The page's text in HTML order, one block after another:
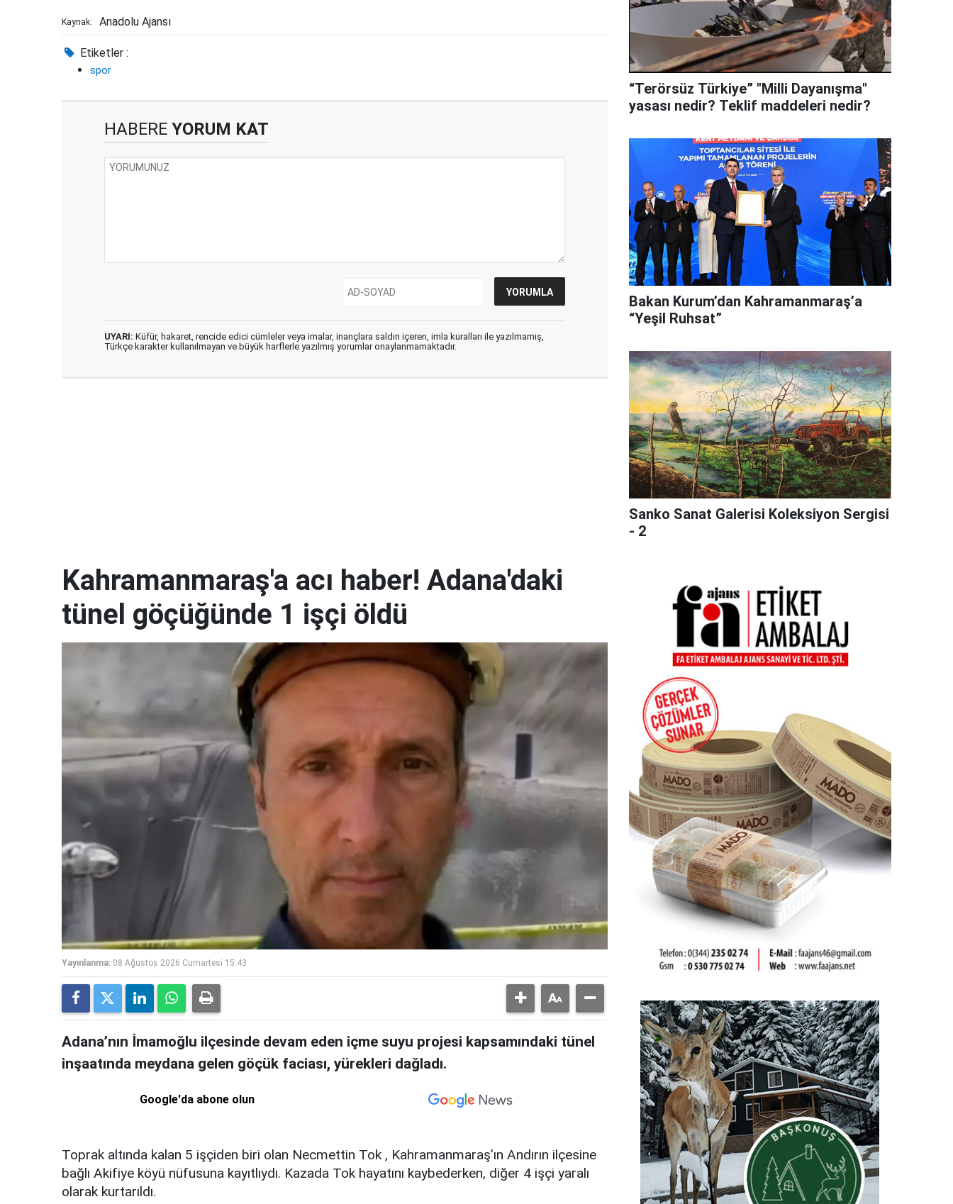
Kaynak: Anadolu Ajansı
Etiketler :
spor
HABERE YORUM KAT
UYARI: Küfür, hakaret, rencide edici cümleler veya imalar, inançlara saldırı içeren, imla kuralları ile yazılmamış,
Türkçe karakter kullanılmayan ve büyük harflerle yazılmış yorumlar onaylanmamaktadır.
“Terörsüz Türkiye” "Milli Dayanışma"
yasası nedir? Teklif maddeleri nedir?
Bakan Kurum’dan Kahramanmaraş’a
“Yeşil Ruhsat”
Sanko Sanat Galerisi Koleksiyon Sergisi
- 2
Kahramanmaraş'a acı haber! Adana'daki
tünel göçüğünde 1 işçi öldü
Yayınlanma: 08 Ağustos 2026 Cumartesi 15:43
Adana’nın İmamoğlu ilçesinde devam eden içme suyu projesi kapsamındaki tünel
inşaatında meydana gelen göçük faciası, yürekleri dağladı.
Google'da abone olun
Toprak altında kalan 5 işçiden biri olan Necmettin Tok , Kahramanmaraş’ın Andırın ilçesine
bağlı Akifiye köyü nüfusuna kayıtlıydı. Kazada Tok hayatını kaybederken, diğer 4 işçi yaralı
olarak kurtarıldı.